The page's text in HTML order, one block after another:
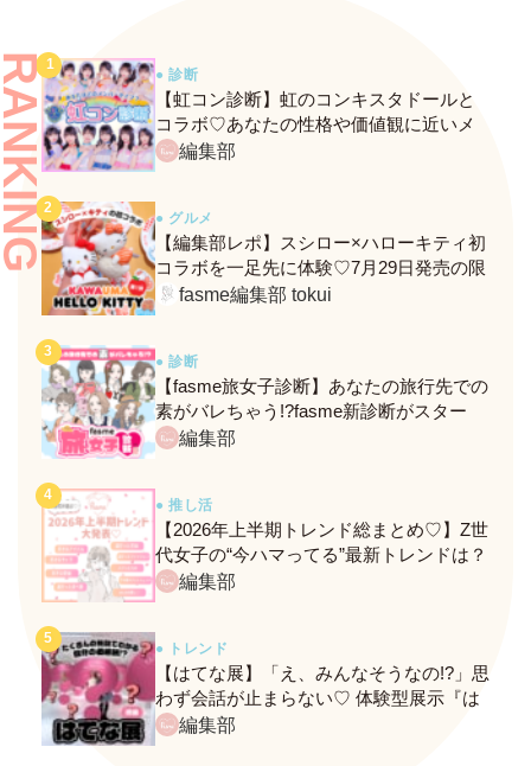
● 診断
【虹コン診断】虹のコンキスタドールと
コラボ♡あなたの性格や価値観に近いメ
ンバーがわかる、fasmeの新診断がスター
編集部
● グルメ
【編集部レポ】スシロー×ハローキティ初
コラボを一足先に体験♡7月29日発売の限
定メニュー＆グッズをレポ！
fasme編集部 tokui
● 診断
【fasme旅女子診断】あなたの旅行先での
素がバレちゃう!?fasme新診断がスター
ト！編集部
● 推し活
【2026年上半期トレンド総まとめ♡】Z世
代女子の“今ハマってる”最新トレンドは？
ネクストバズ予報もチェック♪
編集部
● トレンド
【はてな展】「え、みんなそうなの!?」思
わず会話が止まらない♡ 体験型展示『は
てな展』に行ってきたレポ
編集部